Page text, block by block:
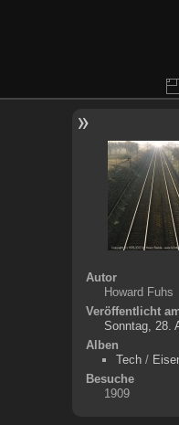
Autor
Howard Fuhs
Veröffentlicht
Sonntag, 28.
Alben
Tech/
Besuche
1909